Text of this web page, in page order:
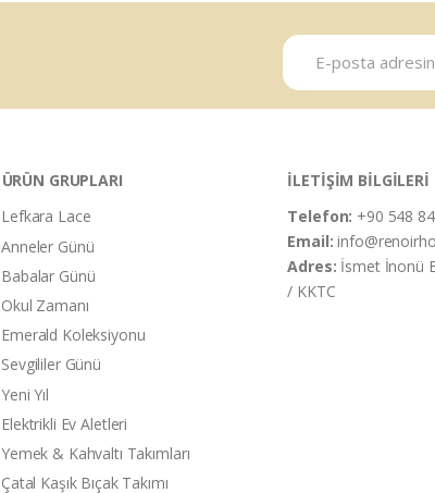
ÜRÜN GRUPLARI
Lefkara Lace
Anneler Günü
Babalar Günü
Okul Zamanı
Emerald Koleksiyonu
Sevgililer Günü
Yeni Yıl
Elektrikli Ev Aletleri
Yemek & Kahvaltı Takımları
Çatal Kaşık Bıçak Takımı
İLETİŞİM BİLGİLERİ
Telefon: +90 548
Email:
Adres: İsmet İnonü
/ KKTC